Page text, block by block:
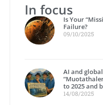
In focus
Is Your
Failure?
09/10/2025
AI and
to 2025 and
14/08/2025